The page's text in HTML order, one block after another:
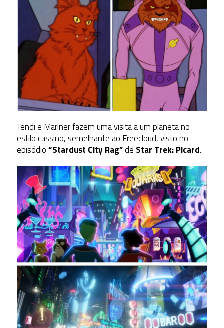
Tendi e Mariner fazem uma visita a um planeta no
estilo cassino, semelhante ao Freecloud, visto no
episódio“Stardust City Rag”de Star Trek: Picard.